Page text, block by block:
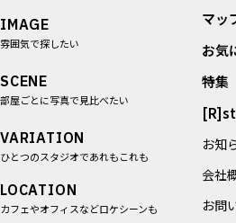
IMAGE
雰囲気で探したい
SCENE
部屋ごとに写真で見比べたい
VARIATION
ひとつのスタジオであれもこれも
LOCATION
カフェやオフィスなどロケシーンも
マッ
お気
特集
お知
会社
お問